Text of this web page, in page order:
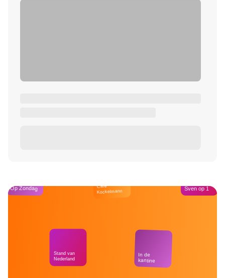
Op Zondag
Stand van
Nederland
Café
Kockelmann
In de
kantine
Sven op 1